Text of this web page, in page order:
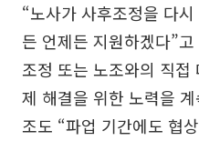
“노사가 사후조정을 다
든 언제든 지원하겠다”
조정 또는 노조와의 직접
제 해결을 위한 노력을
조도 “파업 기간에도 협